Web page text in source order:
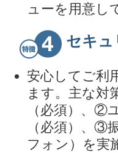
ューを用意し
セキュ
安心してご利
ます。主な対
（必須）、②
（必須）、③
フォン）を実